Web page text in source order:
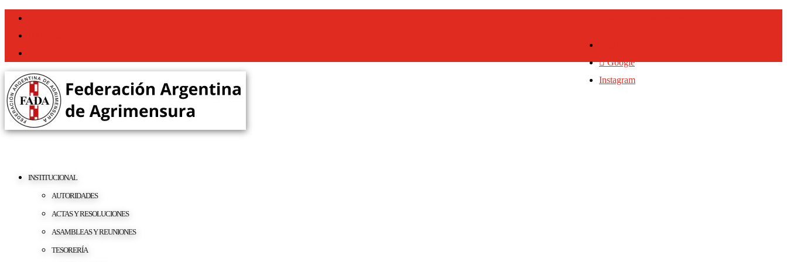
Google
Instagram
INSTITUCIONAL
AUTORIDADES
ACTAS Y RESOLUCIONES
ASAMBLEAS Y REUNIONES
TESORERÍA